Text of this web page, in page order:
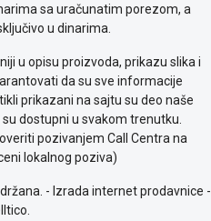
sa uračunatim porezom, a
u dinarima.
u opisu proizvoda, prikazu slika i
da su sve informacije
prikazani na sajtu su deo naše
dostupni u svakom trenutku.
pozivanjem Call Centra na
lokalnog poziva)
- Izrada internet prodavnice -